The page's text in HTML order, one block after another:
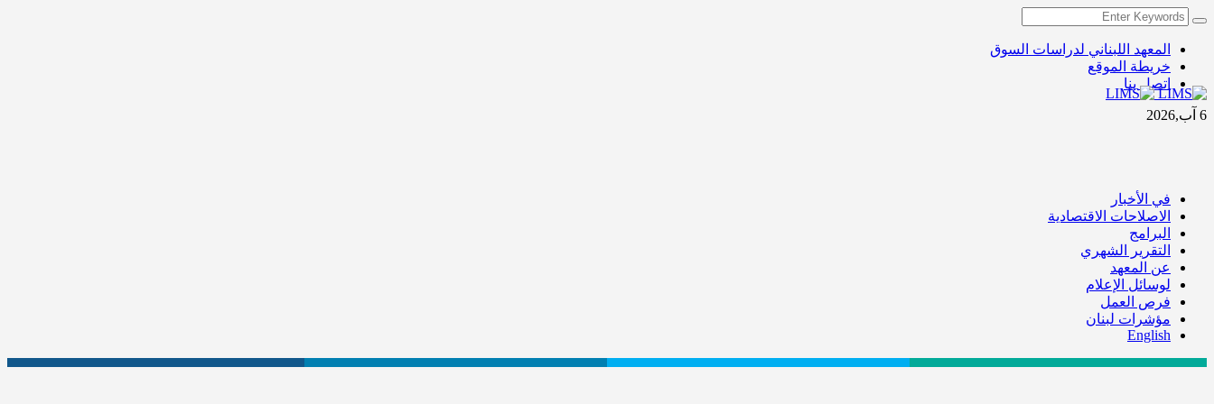
المعهد اللبناني لدراسات السوق
خريطة الموقع
اتصل بنا
6 آب,2026
في الأخبار
الاصلاحات الاقتصادية
البرامج
التقرير الشهري
عن المعهد
لوسائل الإعلام
فرص العمل
مؤشرات لبنان
English